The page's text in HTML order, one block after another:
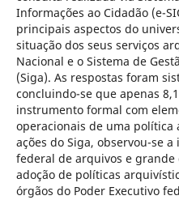
Informações ao Cidadão (e-
principais aspectos do
situação dos seus serviços
Nacional e o Sistema de
(Siga). As respostas foram
concluindo-se que apenas
instrumento formal com
operacionais de uma política
ações do Siga, observou-se
federal de arquivos e grande
adoção de políticas
órgãos do Poder Executivo